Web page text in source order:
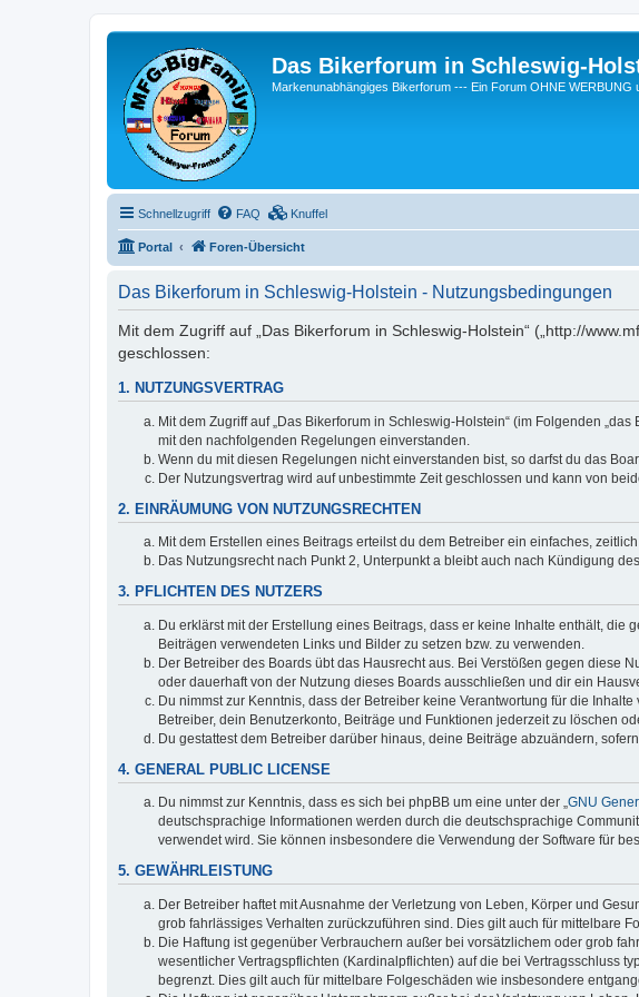
Das Bikerforum in Schleswig-
Markenunabhängiges Bikerforum --- Ein Forum OHNE WERBUNG
Schnellzugriff FAQ Knuffel
Portal Foren-Übersicht
Das Bikerforum in Schleswig-Holstein - Nutzungsbedingungen
Mit dem Zugriff auf „Das Bikerforum in Schleswig-Holstein“ („http://
geschlossen:
1. NUTZUNGSVERTRAG
Mit dem Zugriff auf „Das Bikerforum in Schleswig-Holstein“ (im Folgenden
mit den nachfolgenden Regelungen einverstanden.
Wenn du mit diesen Regelungen nicht einverstanden bist, so darfst du das
Der Nutzungsvertrag wird auf unbestimmte Zeit geschlossen und kann von
2. EINRÄUMUNG VON NUTZUNGSRECHTEN
Mit dem Erstellen eines Beitrags erteilst du dem Betreiber ein einfaches,
Das Nutzungsrecht nach Punkt 2, Unterpunkt a bleibt auch nach Kündigung
3. PFLICHTEN DES NUTZERS
Du erklärst mit der Erstellung eines Beitrags, dass er keine Inhalte enthält,
Beiträgen verwendeten Links und Bilder zu setzen bzw. zu verwenden.
Der Betreiber des Boards übt das Hausrecht aus. Bei Verstößen gegen diese
oder dauerhaft von der Nutzung dieses Boards ausschließen und dir ein
Du nimmst zur Kenntnis, dass der Betreiber keine Verantwortung für die
Betreiber, dein Benutzerkonto, Beiträge und Funktionen jederzeit zu löschen
Du gestattest dem Betreiber darüber hinaus, deine Beiträge abzuändern,
4. GENERAL PUBLIC LICENSE
Du nimmst zur Kenntnis, dass es sich bei phpBB um eine unter der „GNU
deutschsprachige Informationen werden durch die deutschsprachige
verwendet wird. Sie können insbesondere die Verwendung der Software für
5. GEWÄHRLEISTUNG
Der Betreiber haftet mit Ausnahme der Verletzung von Leben, Körper und
grob fahrlässiges Verhalten zurückzuführen sind. Dies gilt auch für mittelbare
Die Haftung ist gegenüber Verbrauchern außer bei vorsätzlichem oder grob
wesentlicher Vertragspflichten (Kardinalpflichten) auf die bei Vertragsschluss
begrenzt. Dies gilt auch für mittelbare Folgeschäden wie insbesondere